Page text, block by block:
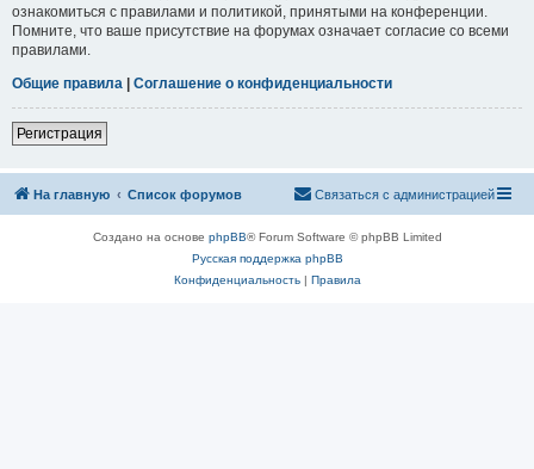
ознакомиться с правилами и политикой, принятыми на конференции.
Помните, что ваше присутствие на форумах означает согласие со всеми
правилами.
Общие правила | Соглашение о конфиденциальности
Регистрация
На главную Список форумов Связаться с администрацией
Создано на основе phpBB® Forum Software © phpBB Limited
Русская поддержка phpBB
Конфиденциальность| Правила